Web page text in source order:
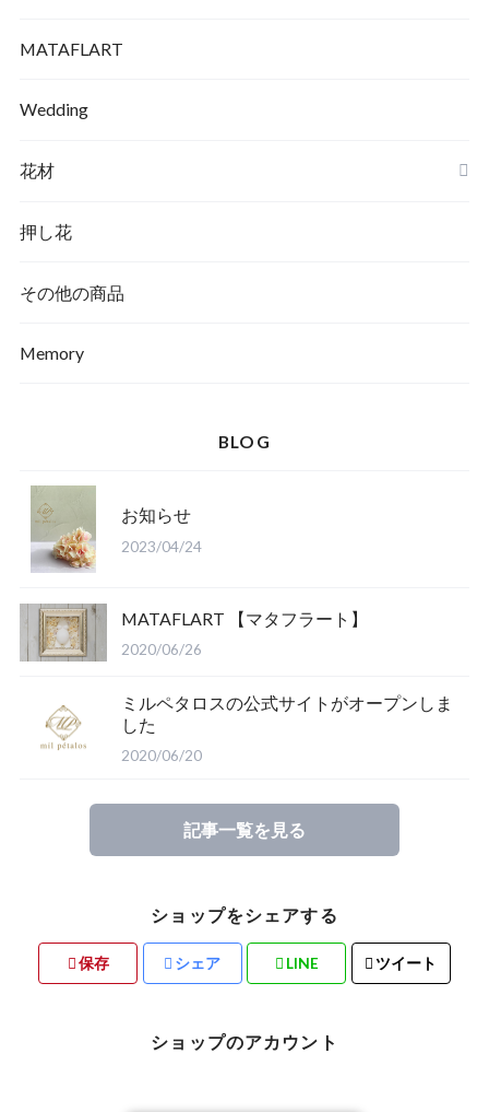
MATAFLART
Wedding
花材
押し花
その他の商品
Memory
BLOG
お知らせ
2023/04/24
MATAFLART 【マタフラート】
2020/06/26
ミルペタロスの公式サイトがオープンしま
した
2020/06/20
記事一覧を見る
ショップをシェアする
保存 シェア LINE ツイート
ショップのアカウント